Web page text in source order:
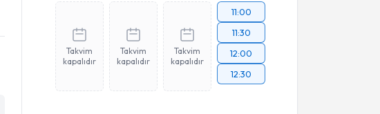
Takvim
kapalıdır
Takvim
kapalıdır
Takvim
kapalıdır
11:00
11:30
12:00
12:30